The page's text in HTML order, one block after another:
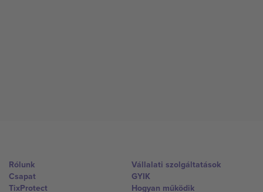
Rólunk
Csapat
TixProtect
Vállalati szolgáltatások
GYIK
Hogyan működik